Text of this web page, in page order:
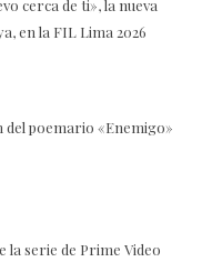
cerca de ti», la nueva
en la FIL Lima 2026
del poemario «Enemigo»
la serie de Prime Video